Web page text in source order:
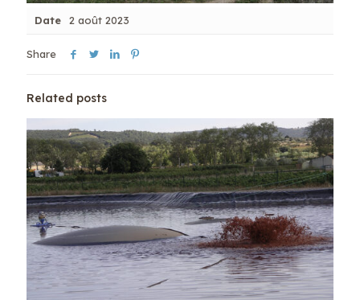
Date 2 août 2023
Share
Related posts